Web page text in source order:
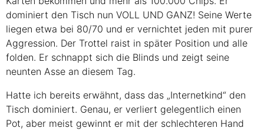
dominiert den Tisch nun VOLL UND GANZ! Seine Werte
liegen etwa bei 80/70 und er vernichtet jeden mit purer
Aggression. Der Trottel raist in später Position und alle
folden. Er schnappt sich die Blinds und zeigt seine
neunten Asse an diesem Tag.
Hatte ich bereits erwähnt, dass das „Internetkind“ den
Tisch dominiert. Genau, er verliert gelegentlich einen
Pot, aber meist gewinnt er mit der schlechteren Hand